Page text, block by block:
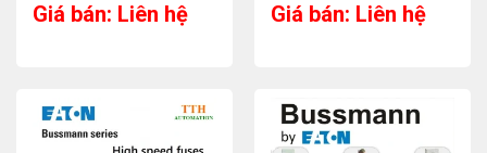
Giá bán: Liên hệ Giá bán: Liên hệ